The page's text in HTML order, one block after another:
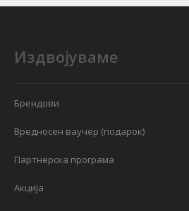
Издвојуваме
Брендови
Вредносен ваучер (подарок)
Партнерска програма
Акција